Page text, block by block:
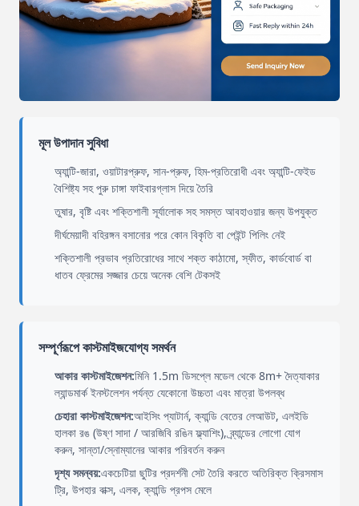
মূল উপাদান সুবিধা
অ্যান্টি-জারা, ওয়াটারপ্রুফ, সান-প্রুফ, হিম-প্রতিরোধী এবং অ্যান্টি-ফেইড
বৈশিষ্ট্য সহ পুরু চাঙ্গা ফাইবারগ্লাস দিয়ে তৈরি
তুষার, বৃষ্টি এবং শক্তিশালী সূর্যালোক সহ সমস্ত আবহাওয়ার জন্য উপযুক্ত
দীর্ঘমেয়াদী বহিরঙ্গন বসানোর পরে কোন বিকৃতি বা পেইন্ট পিলিং নেই
শক্তিশালী প্রভাব প্রতিরোধের সাথে শক্ত কাঠামো, স্ফীত, কার্ডবোর্ড বা
ধাতব ফ্রেমের সজ্জার চেয়ে অনেক বেশি টেকসই
সম্পূর্ণরূপে কাস্টমাইজযোগ্য সমর্থন
আকার কাস্টমাইজেশন:মিনি 1.5m ডিসপ্লে মডেল থেকে 8m+ দৈত্যাকার
ল্যান্ডমার্ক ইনস্টলেশন পর্যন্ত যেকোনো উচ্চতা এবং মাত্রা উপলব্ধ
চেহারা কাস্টমাইজেশন:আইসিং প্যাটার্ন, ক্যান্ডি বেতের লেআউট, এলইডি
হালকা রঙ (উষ্ণ সাদা / আরজিবি রঙিন ফ্ল্যাশিং), ব্র্যান্ডের লোগো যোগ
করুন, সান্তা/স্নোম্যানের আকার পরিবর্তন করুন
দৃশ্য সমন্বয়:একচেটিয়া ছুটির প্রদর্শনী সেট তৈরি করতে অতিরিক্ত ক্রিসমাস
ট্রি, উপহার বাক্স, এলক, ক্যান্ডি প্রপস মেলে